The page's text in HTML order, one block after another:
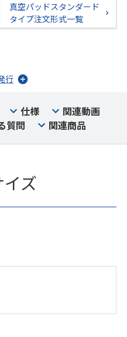
真空パッドスタンダード
タイプ注文形式一覧
行
仕様
関連動画
質問 関連商品
ズ